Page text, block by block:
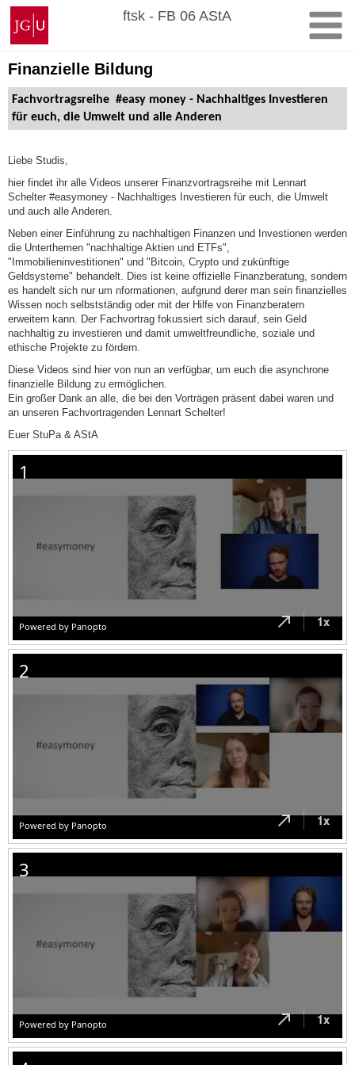
Zum
Inhalt
springen
Johannes
Gutenberg-
Universität
Mainz
ftsk - FB 06 AStA
Finanzielle Bildung
Fachvortragsreihe#easy money - Nachhaltiges Investieren
für euch, die Umwelt und alleAnderen
Liebe Studis,
hier findet ihr alle Videos unserer Finanzvortragsreihe mit Lennart
Schelter #easymoney - Nachhaltiges Investieren für euch, die Umwelt
und auch alle Anderen.
Neben einer Einführung zu nachhaltigen Finanzen und Investionen werden
die Unterthemen "nachhaltige Aktien und ETFs",
"Immobilieninvestitionen" und "Bitcoin, Crypto und zukünftige
Geldsysteme" behandelt. Dies ist keine offizielle Finanzberatung, sondern
es handelt sich nur um nformationen, aufgrund derer man sein finanzielles
Wissen noch selbstständig oder mit der Hilfe von Finanzberatern
erweitern kann. Der Fachvortrag fokussiert sich darauf, sein Geld
nachhaltig zu investieren und damit umweltfreundliche, soziale und
ethische Projekte zu fördern.
Diese Videos sind hier von nun an verfügbar, um euch die asynchrone
finanzielle Bildung zu ermöglichen.
Ein großer Dank an alle, die bei den Vorträgen präsent dabei waren und
an unseren Fachvortragenden Lennart Schelter!
Euer StuPa & AStA